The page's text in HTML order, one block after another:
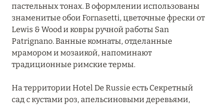
пастельных тонах. В оформлении использованы
знаменитые обои Fornasetti, цветочные фрески от
Lewis & Wood и ковры ручной работы San
Patrignano. Ванные комнаты, отделанные
мрамором и мозаикой, напоминают
традиционные римские термы.
На территории Hotel De Russie есть Секретный
сад с кустами роз, апельсиновыми деревьями,